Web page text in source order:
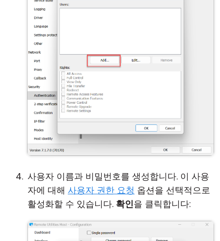
사용자 이름과 비밀번호를 생성합니다. 이 사용
자에 대해 사용자 권한 요청 옵션을 선택적으로
활성화할 수 있습니다. 확인을 클릭합니다: